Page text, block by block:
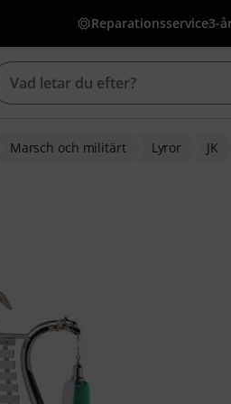
Reparationsservice3-
Marsch och militärt Lyror JK